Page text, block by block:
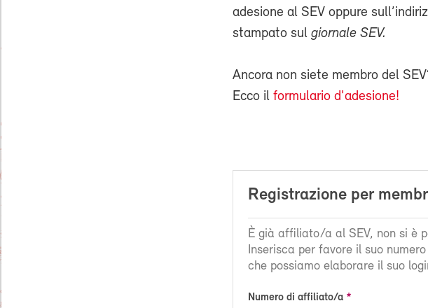
adesione al SEV oppure
stampato sul giornale SEV.
Ancora non siete membro del
Ecco il formulario d'adesione!
Registrazione per
È già affiliato/a al SEV, non si è
Inserisca per favore il suo
che possiamo elaborare il suo
Numero di affiliato/a